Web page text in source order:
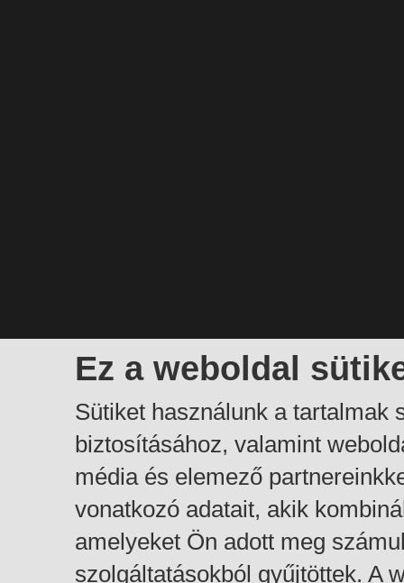
Ez a weboldal
Sütiket használunk a tartalmak
biztosításához, valamint
média és elemező
vonatkozó adatait, akik
amelyeket Ön adott meg
szolgáltatásokból gyűjtöttek. A